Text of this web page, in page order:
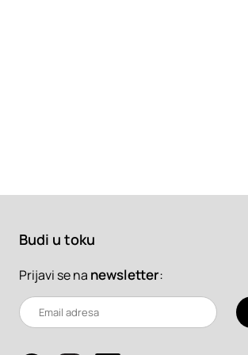
Budi u toku
Prijavi se na newsletter: